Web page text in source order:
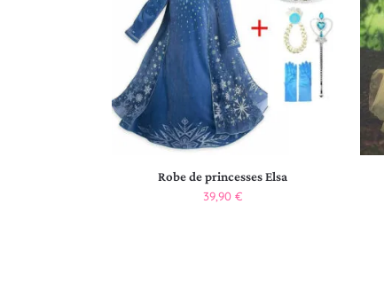
Robe de princesses Elsa
39,90 €